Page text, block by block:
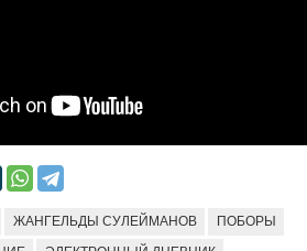
ЖАНГЕЛЬДЫ СУЛЕЙМАНОВ ПОБОРЫ